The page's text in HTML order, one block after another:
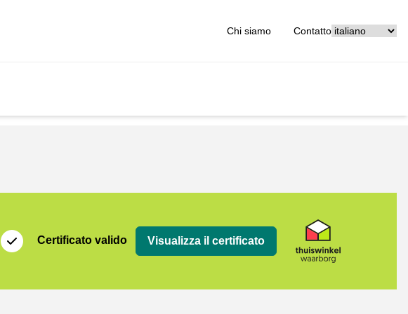
Chi siamo Contatto
Certificato valido Visualizza il certificato